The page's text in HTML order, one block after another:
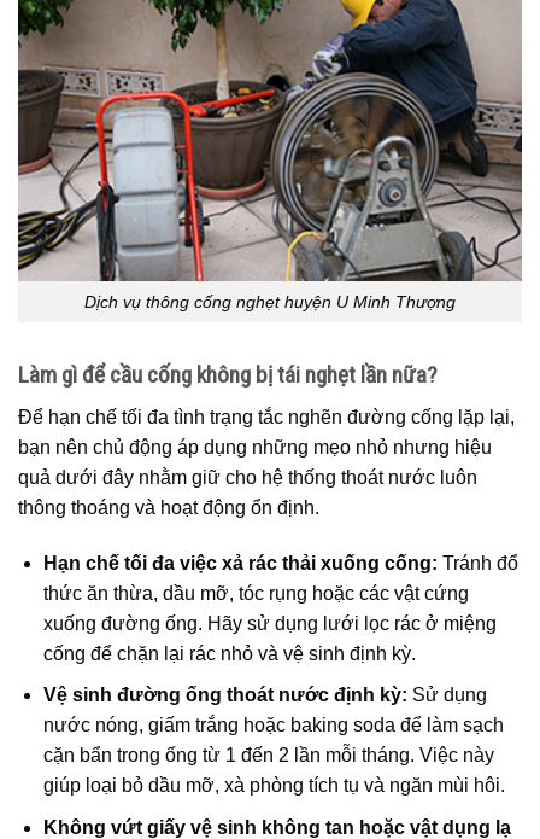
Dịch vụ thông cống nghẹt huyện U Minh Thượng
Làm gì để cầu cống không bị tái nghẹt lần nữa?
Để hạn chế tối đa tình trạng tắc nghẽn đường cống lặp lại,
bạn nên chủ động áp dụng những mẹo nhỏ nhưng hiệu
quả dưới đây nhằm giữ cho hệ thống thoát nước luôn
thông thoáng và hoạt động ổn định.
Hạn chế tối đa việc xả rác thải xuống cống: Tránh đổ
thức ăn thừa, dầu mỡ, tóc rụng hoặc các vật cứng
xuống đường ống. Hãy sử dụng lưới lọc rác ở miệng
cống để chặn lại rác nhỏ và vệ sinh định kỳ.
Vệ sinh đường ống thoát nước định kỳ: Sử dụng
nước nóng, giấm trắng hoặc baking soda để làm sạch
cặn bẩn trong ống từ 1 đến 2 lần mỗi tháng. Việc này
giúp loại bỏ dầu mỡ, xà phòng tích tụ và ngăn mùi hôi.
Không vứt giấy vệ sinh không tan hoặc vật dụng lạ